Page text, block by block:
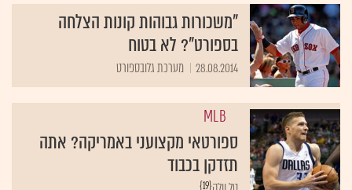
"משכורות גבוהות קונות הצלחה
בספורט"? לא בטוח
28.08.2014 מערכת גלובספורט
MLB
ספורטאי מקצועני באמריקה? אתה
תזדקן בכבוד
{19}טל וולק